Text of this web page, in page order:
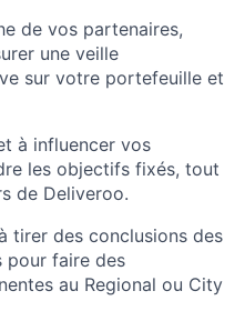
de vos partenaires,
une veille
sur votre portefeuille et
à influencer vos
les objectifs fixés, tout
de Deliveroo.
tirer des conclusions des
pour faire des
au Regional ou City